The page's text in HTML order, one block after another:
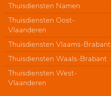
Thuisdiensten Namen
Thuisdiensten Oost-
Vlaanderen
Thuisdiensten Vlaams-Brabant
Thuisdiensten Waals-Brabant
Thuisdiensten West-
Vlaanderen